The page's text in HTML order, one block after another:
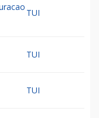
TUI
TUI
TUI